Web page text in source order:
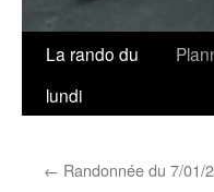
La rando du
lundi
← Randonnée du 7/01/